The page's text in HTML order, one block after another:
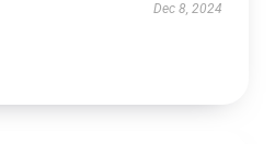
Dec 8, 2024